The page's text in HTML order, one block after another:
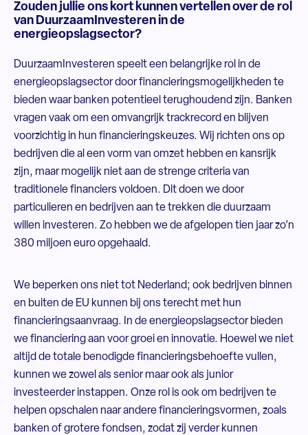
Zouden jullie ons kort kunnen vertellen over de rol
van DuurzaamInvesteren in de
energieopslagsector?
DuurzaamInvesteren speelt een belangrijke rol in de
energieopslagsector door financieringsmogelijkheden te
bieden waar banken potentieel terughoudend zijn. Banken
vragen vaak om een omvangrijk trackrecord en blijven
voorzichtig in hun financieringskeuzes. Wij richten ons op
bedrijven die al een vorm van omzet hebben en kansrijk
zijn, maar mogelijk niet aan de strenge criteria van
traditionele financiers voldoen. Dit doen we door
particulieren en bedrijven aan te trekken die duurzaam
willen investeren. Zo hebben we de afgelopen tien jaar zo’n
380 miljoen euro opgehaald.
We beperken ons niet tot Nederland; ook bedrijven binnen
en buiten de EU kunnen bij ons terecht met hun
financieringsaanvraag. In de energieopslagsector bieden
we financiering aan voor groei en innovatie. Hoewel we niet
altijd de totale benodigde financieringsbehoefte vullen,
kunnen we zowel als senior maar ook als junior
investeerder instappen. Onze rol is ook om bedrijven te
helpen opschalen naar andere financieringsvormen, zoals
banken of grotere fondsen, zodat zij verder kunnen